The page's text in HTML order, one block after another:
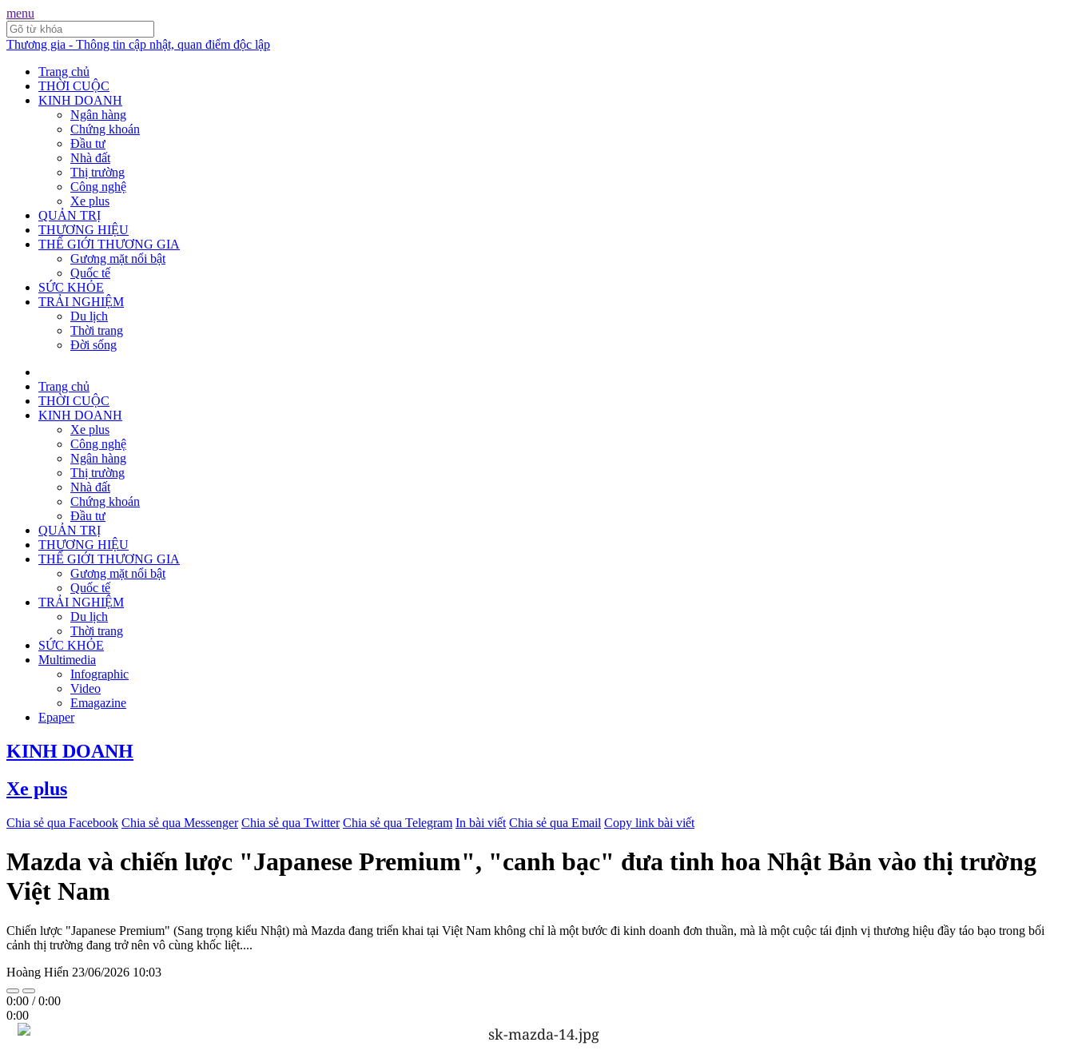
menu
Thương gia - Thông tin cập nhật, quan điểm độc lập
Trang chủ
THỜI CUỘC
KINH DOANH
Ngân hàng
Chứng khoán
Đầu tư
Nhà đất
Thị trường
Công nghệ
Xe plus
QUẢN TRỊ
THƯƠNG HIỆU
THẾ GIỚI THƯƠNG GIA
Gương mặt nổi bật
Quốc tế
SỨC KHỎE
TRẢI NGHIỆM
Du lịch
Thời trang
Đời sống
Trang chủ
THỜI CUỘC
KINH DOANH
Xe plus
Công nghệ
Ngân hàng
Thị trường
Nhà đất
Chứng khoán
Đầu tư
QUẢN TRỊ
THƯƠNG HIỆU
THẾ GIỚI THƯƠNG GIA
Gương mặt nổi bật
Quốc tế
TRẢI NGHIỆM
Du lịch
Thời trang
SỨC KHỎE
Multimedia
Infographic
Video
Emagazine
Epaper
KINH DOANH
Xe plus
Chia sẻ qua Facebook Chia sẻ qua Messenger Chia sẻ qua Twitter Chia sẻ qua Telegram In bài viết Chia sẻ qua Email Copy link bài viết
Mazda và chiến lược "Japanese Premium", "canh bạc" đưa tinh hoa Nhật Bản vào thị trường
Việt Nam
Chiến lược "Japanese Premium" (Sang trọng kiểu Nhật) mà Mazda đang triển khai tại Việt Nam không chỉ là một bước đi kinh doanh đơn thuần, mà là một cuộc tái định vị thương hiệu đầy táo bạo trong bối
cảnh thị trường đang trở nên vô cùng khốc liệt....
Hoàng Hiển 23/06/2026 10:03
0:00 /0:00
0:00